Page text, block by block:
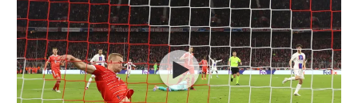
VOD
נבחרת ישראל
מכבי חיפה
בית"ר ירושלים
ליגה ספרדית
ליגה איטלקית
כדורסל נשים
מכבי תל אביב
הפועל חולון
יורוליג
יורוקאפ
טניס
כדוריד